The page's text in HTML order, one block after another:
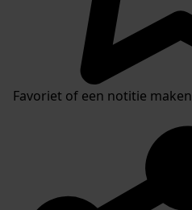
Favoriet of een notitie maken